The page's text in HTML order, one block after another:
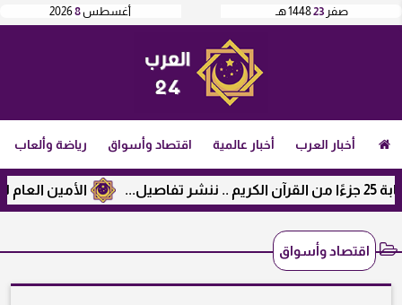
أغسطس8
2026 صفر 231448 هـ
أخبار العرب أخبار عالمية اقتصاد وأسواق رياضة وألعاب
الأمين العام
اقتصاد وأسواق